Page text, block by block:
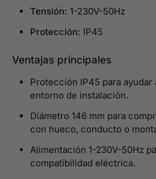
Tensión: 1-230V-50Hz
Protección: IP45
Ventajas principales
Protección IP45 para ayudar
entorno de instalación.
Diámetro 146 mm para
con hueco, conducto o
Alimentación 1-230V-50Hz
compatibilidad eléctrica.